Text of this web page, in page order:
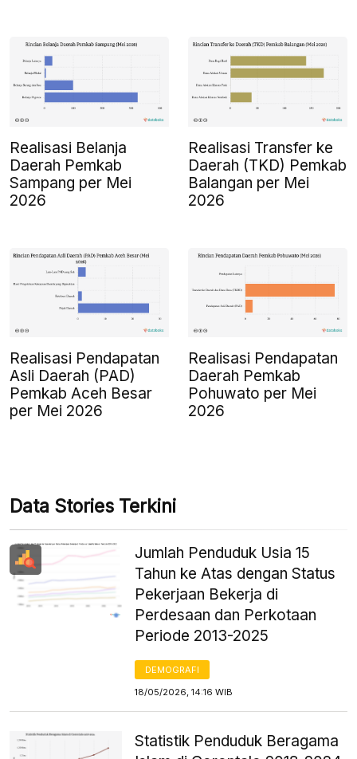
Realisasi Belanja
Daerah Pemkab
Sampang per Mei
2026
Realisasi Transfer ke
Daerah (TKD) Pemkab
Balangan per Mei
2026
Realisasi Pendapatan
Asli Daerah (PAD)
Pemkab Aceh Besar
per Mei 2026
Realisasi Pendapatan
Daerah Pemkab
Pohuwato per Mei
2026
Data Stories Terkini
Jumlah Penduduk Usia 15
Tahun ke Atas dengan Status
Pekerjaan Bekerja di
Perdesaan dan Perkotaan
Periode 2013-2025
DEMOGRAFI
18/05/2026, 14:16 WIB
Statistik Penduduk Beragama